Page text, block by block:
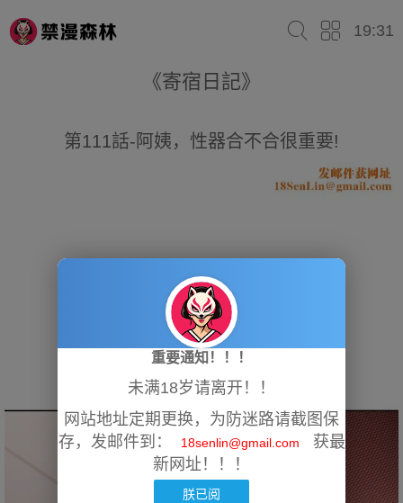
19:31
《寄宿日記》
第111話-阿姨，性器合不合很重要!
重要通知！！！
未满18岁请离开！！
网站地址定期更换，为防迷路请截图保
存，发邮件到：
18senlin@gmail.com
获最
新网址！！！
朕已阅